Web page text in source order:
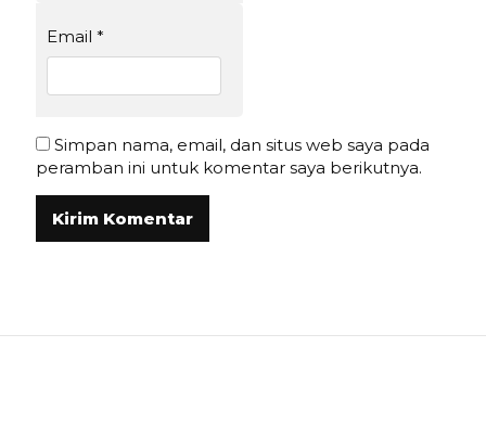
Email *
Simpan nama, email, dan situs web saya pada
peramban ini untuk komentar saya berikutnya.